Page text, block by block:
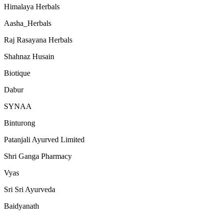
Himalaya Herbals
Aasha_Herbals
Raj Rasayana Herbals
Shahnaz Husain
Biotique
Dabur
SYNAA
Binturong
Patanjali Ayurved Limited
Shri Ganga Pharmacy
Vyas
Sri Sri Ayurveda
Baidyanath